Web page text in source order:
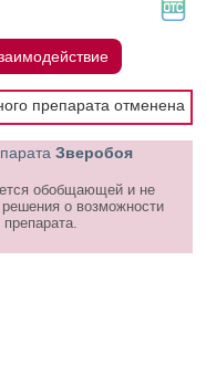
препарата отменена
Зверобоя
обобщающей и не
о возможности